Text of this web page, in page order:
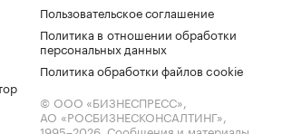
Пользовательское соглашение
Политика в отношении обработки
персональных данных
Политика обработки файлов cookie
© ООО «БИЗНЕСПРЕСС»,
АО «РОСБИЗНЕСКОНСАЛТИНГ»,
1995–2026. Сообщения и материалы